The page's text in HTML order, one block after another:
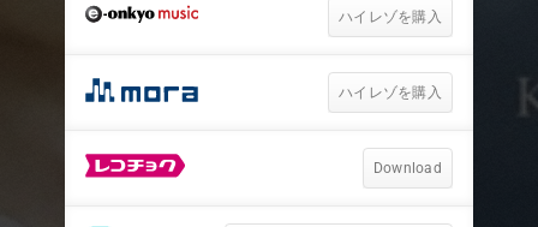
ハイレゾを購入
ハイレゾを購入
Download